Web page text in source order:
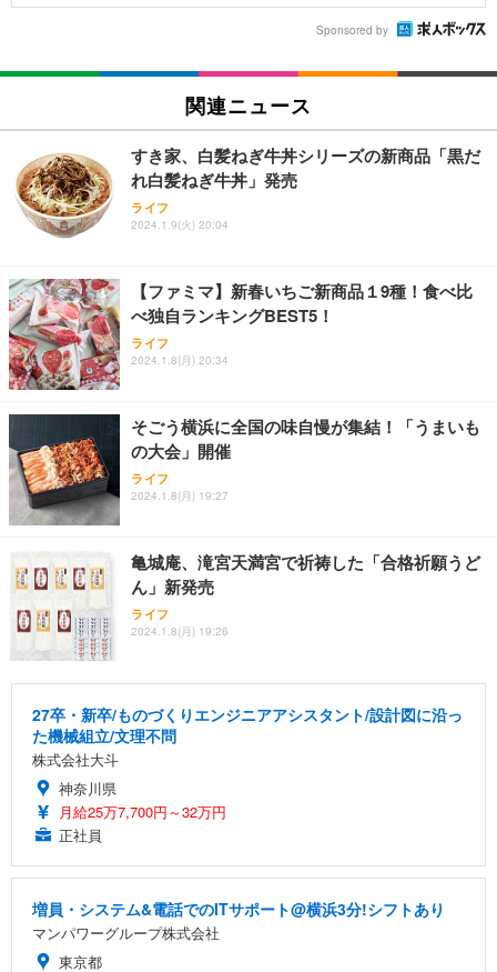
Sponsored by
関連ニュース
すき家、白髪ねぎ牛丼シリーズの新商品「黒だ
れ白髪ねぎ牛丼」発売
ライフ
2024.1.9(火) 20:04
【ファミマ】新春いちご新商品１9種！食べ比
べ独自ランキングBEST5！
ライフ
2024.1.8(月) 20:34
そごう横浜に全国の味自慢が集結！「うまいも
の大会」開催
ライフ
2024.1.8(月) 19:27
亀城庵、滝宮天満宮で祈祷した「合格祈願うど
ん」新発売
ライフ
2024.1.8(月) 19:26
27卒・新卒/ものづくりエンジニアアシスタント/設計図に沿っ
た機械組立/文理不問
株式会社大斗
神奈川県
月給25万7,700円～32万円
正社員
増員・システム&電話でのITサポート@横浜3分!シフトあり
マンパワーグループ株式会社
東京都